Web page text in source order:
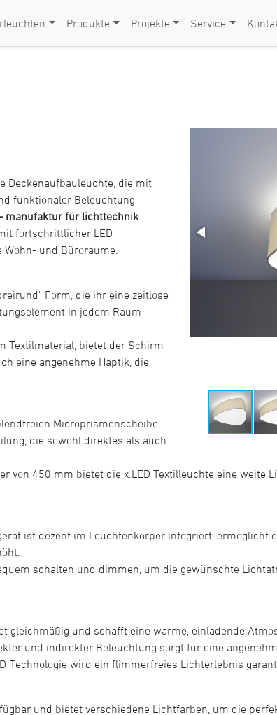
Produkte Projekte Service
Deckenaufbauleuchte, die mit
funktionaler Beleuchtung
manufaktur für lichttechnik
fortschrittlicher LED-
und Büroräume.
Form, die ihr eine zeitlose
in jedem Raum
Textilmaterial, bietet der Schirm
eine angenehme Haptik, die
Microprismenscheibe,
die sowohl direktes als auch
von 450 mm bietet die x.LED Textilleuchte eine weite
ist dezent im Leuchtenkörper integriert, ermöglicht
schalten und dimmen, um die gewünschte
gleichmäßig und schafft eine warme, einladende
und indirekter Beleuchtung sorgt für eine
Technologie wird ein flimmerfreies Lichterlebnis
und bietet verschiedene Lichtfarben, um die